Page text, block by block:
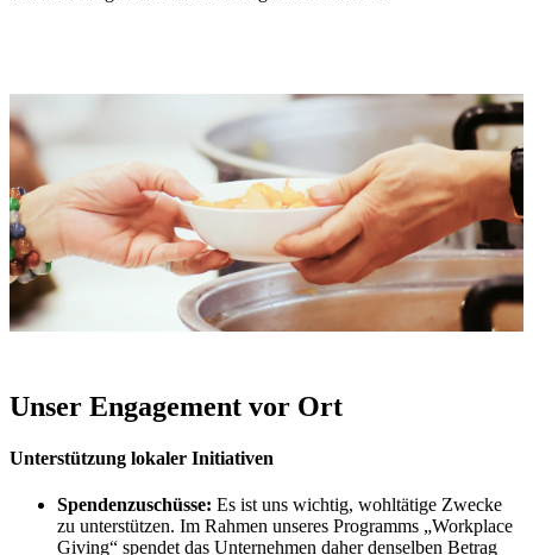
Unser Engagement vor Ort
Unterstützung lokaler Initiativen
Spendenzuschüsse: Es ist uns wichtig, wohltätige Zwecke
zu unterstützen. Im Rahmen unseres Programms „Workplace
Giving“ spendet das Unternehmen daher denselben Betrag